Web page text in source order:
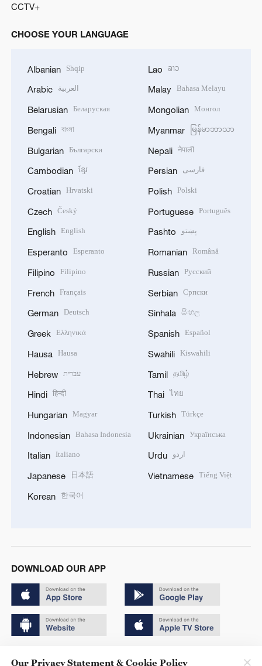
CCTV+
CHOOSE YOUR LANGUAGE
Albanian Shqip
Arabic العربية
Belarusian Беларуская
Bengali বাংলা
Bulgarian Български
Cambodian ខ្មែរ
Croatian Hrvatski
Czech Český
English English
Esperanto Esperanto
Filipino Filipino
French Français
German Deutsch
Greek Ελληνικά
Hausa Hausa
Hebrew עברית
Hindi हिन्दी
Hungarian Magyar
Indonesian Bahasa Indonesia
Italian Italiano
Japanese 日本語
Korean 한국어
Lao ລາວ
Malay Bahasa Melayu
Mongolian Монгол
Myanmar မြန်မာဘာသာ
Nepali नेपाली
Persian فارسی
Polish Polski
Portuguese Português
Pashto پښتو
Romanian Română
Russian Русский
Serbian Српски
Sinhala සිංහල
Spanish Español
Swahili Kiswahili
Tamil தமிழ்
Thai ไทย
Turkish Türkçe
Ukrainian Українська
Urdu اردو
Vietnamese Tiếng Việt
DOWNLOAD OUR APP
Our Privacy Statement & Cookie Policy